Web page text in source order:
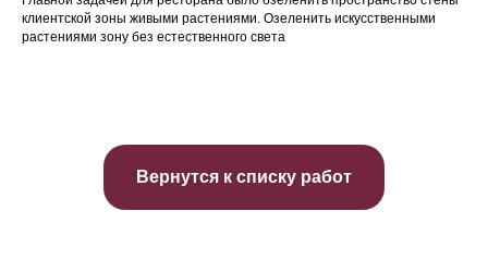
клиентской зоны живыми растениями. Озеленить искусственными
растениями зону без естественного света
Вернутся к списку работ